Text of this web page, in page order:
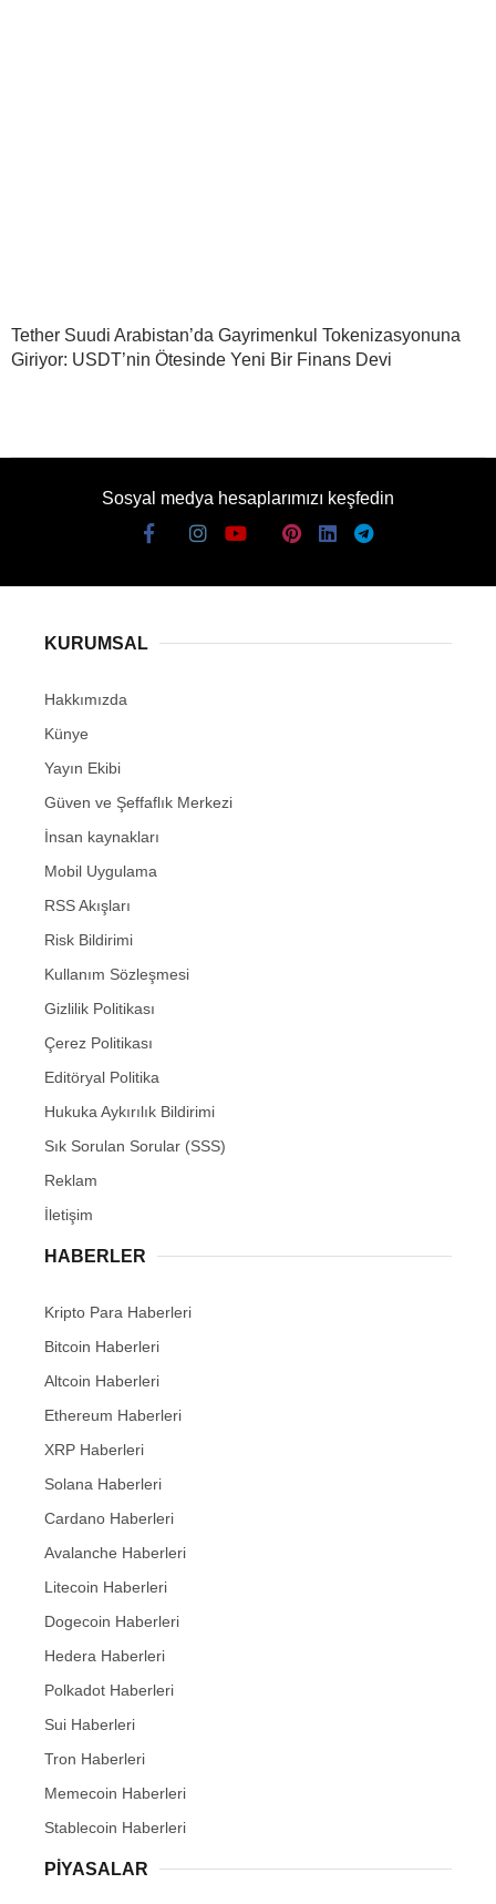
Tether Suudi Arabistan’da Gayrimenkul Tokenizasyonuna
Giriyor: USDT’nin Ötesinde Yeni Bir Finans Devi
Sosyal medya hesaplarımızı keşfedin
KURUMSAL
Hakkımızda
Künye
Yayın Ekibi
Güven ve Şeffaflık Merkezi
İnsan kaynakları
Mobil Uygulama
RSS Akışları
Risk Bildirimi
Kullanım Sözleşmesi
Gizlilik Politikası
Çerez Politikası
Editöryal Politika
Hukuka Aykırılık Bildirimi
Sık Sorulan Sorular (SSS)
Reklam
İletişim
HABERLER
Kripto Para Haberleri
Bitcoin Haberleri
Altcoin Haberleri
Ethereum Haberleri
XRP Haberleri
Solana Haberleri
Cardano Haberleri
Avalanche Haberleri
Litecoin Haberleri
Dogecoin Haberleri
Hedera Haberleri
Polkadot Haberleri
Sui Haberleri
Tron Haberleri
Memecoin Haberleri
Stablecoin Haberleri
PIYASALAR